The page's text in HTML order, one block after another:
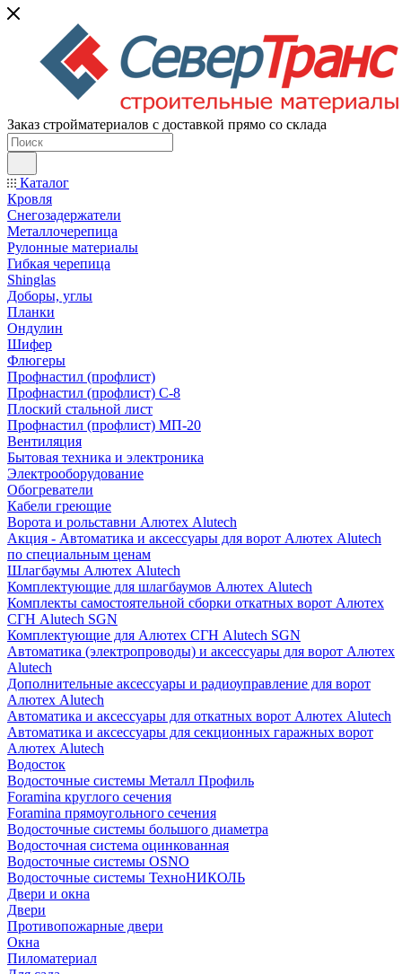
Заказ стройматериалов с доставкой прямо со склада
Каталог
Кровля
Снегозадержатели
Металлочерепица
Рулонные материалы
Гибкая черепица
Shinglas
Доборы, углы
Планки
Ондулин
Шифер
Флюгеры
Профнастил (профлист)
Профнастил (профлист) С-8
Плоский стальной лист
Профнастил (профлист) МП-20
Вентиляция
Бытовая техника и электроника
Электрооборудование
Обогреватели
Кабели греющие
Ворота и рольставни Алютех Alutech
Акция - Автоматика и аксессуары для ворот Алютех Alutech
по специальным ценам
Шлагбаумы Алютех Alutech
Комплектующие для шлагбаумов Алютех Alutech
Комплекты самостоятельной сборки откатных ворот Алютех
СГН Alutech SGN
Комплектующие для Алютех СГН Alutech SGN
Автоматика (электропроводы) и аксессуары для ворот Алютех
Alutech
Дополнительные аксессуары и радиоуправление для ворот
Алютех Alutech
Автоматика и аксессуары для откатных ворот Алютех Alutech
Автоматика и аксессуары для секционных гаражных ворот
Алютех Alutech
Водосток
Водосточные системы Металл Профиль
Foramina круглого сечения
Foramina прямоугольного сечения
Водосточные системы большого диаметра
Водосточная система оцинкованная
Водосточные системы OSNO
Водосточные системы ТехноНИКОЛЬ
Двери и окна
Двери
Противопожарные двери
Окна
Пиломатериал